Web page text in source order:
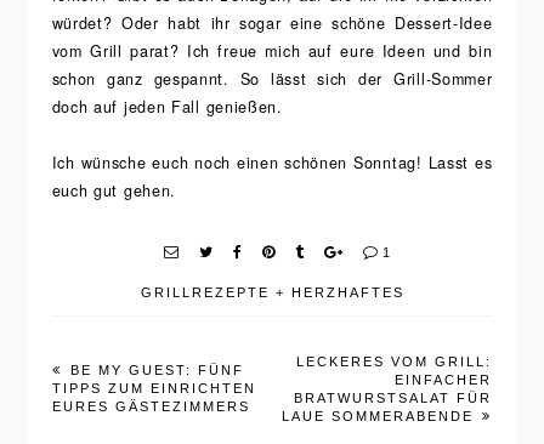
würdet? Oder habt ihr sogar eine schöne Dessert-Idee
vom Grill parat? Ich freue mich auf eure Ideen und bin
schon ganz gespannt. So lässt sich der Grill-Sommer
doch auf jeden Fall genießen.
Ich wünsche euch noch einen schönen Sonntag! Lasst es
euch gut gehen.
1
GRILLREZEPTE + HERZHAFTES
BE MY GUEST: FÜNF
TIPPS ZUM EINRICHTEN
EURES GÄSTEZIMMERS
LECKERES VOM GRILL:
EINFACHER
BRATWURSTSALAT FÜR
LAUE SOMMERABENDE